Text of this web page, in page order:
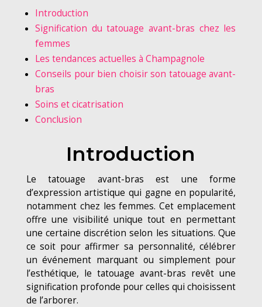
Introduction
Signification du tatouage avant-bras chez les
femmes
Les tendances actuelles à Champagnole
Conseils pour bien choisir son tatouage avant-
bras
Soins et cicatrisation
Conclusion
Introduction
Le tatouage avant-bras est une forme
d’expression artistique qui gagne en popularité,
notamment chez les femmes. Cet emplacement
offre une visibilité unique tout en permettant
une certaine discrétion selon les situations. Que
ce soit pour affirmer sa personnalité, célébrer
un événement marquant ou simplement pour
l’esthétique, le tatouage avant-bras revêt une
signification profonde pour celles qui choisissent
de l’arborer.